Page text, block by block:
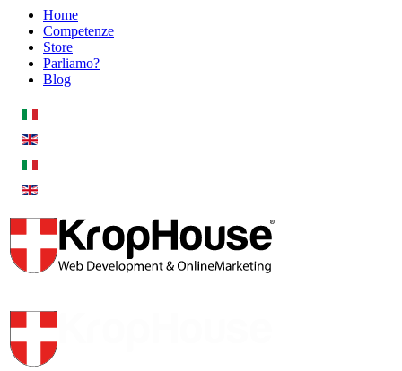
Home
Competenze
Store
Parliamo?
Blog